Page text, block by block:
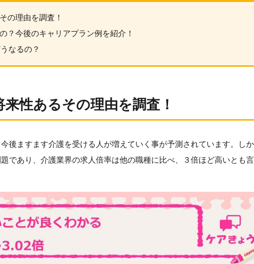
の理由を調査！
？今後のキャリアプラン例を紹介！
なるの？
性あるその理由を調査！
後ますます介護を受ける人が増えていく事が予測されています。し
であり、介護業界の求人倍率は他の職種に比べ、３倍ほど高いとも